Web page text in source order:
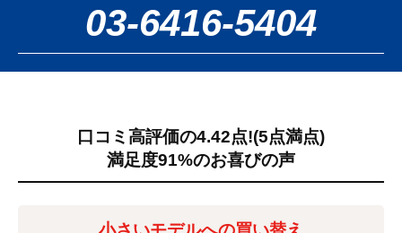
03-6416-5404
口コミ高評価の4.42点!(5点満点)
満足度91%のお喜びの声